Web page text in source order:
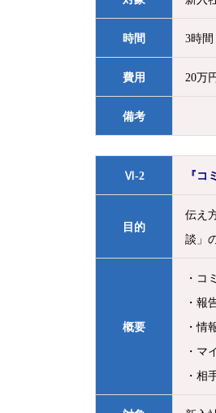
時間 3時間
費用 20万
備考
Ⅵ-2 『コ
目的
伝え
談」
概要
・コ
・報
・情
・マ
・相